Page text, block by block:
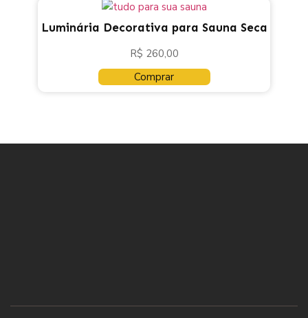
Luminária Decorativa para Sauna Seca
R$ 260,00
Comprar